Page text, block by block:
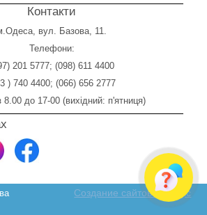
Контакти
вул. Базова, 11.
Телефони:
201 5777; (098) 611 4400
) 740 4400; (066) 656 2777
8.00 до 17-00 (вихідний: п'ятниця)
Создание сайтов Skylogic